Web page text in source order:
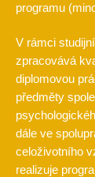
programu
V rámci
zpracovává
diplomovou
předměty
dále ve
celoživotního
realizuje